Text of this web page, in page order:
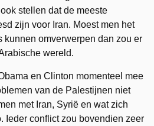
stellen dat de meeste
zijn voor Iran. Moest men het
kunnen omverwerpen dan zou er
wereld.
en Clinton momenteel mee
van de Palestijnen niet
met Iran, Syrië en wat zich
Ieder conflict zou bovendien zeer